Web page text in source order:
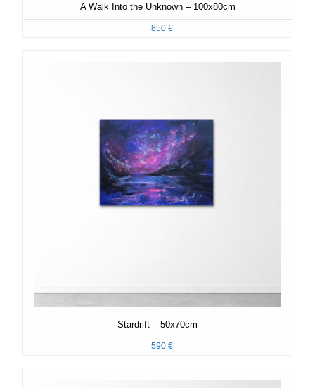
A Walk Into the Unknown – 100x80cm
850 €
Stardrift – 50x70cm
590 €